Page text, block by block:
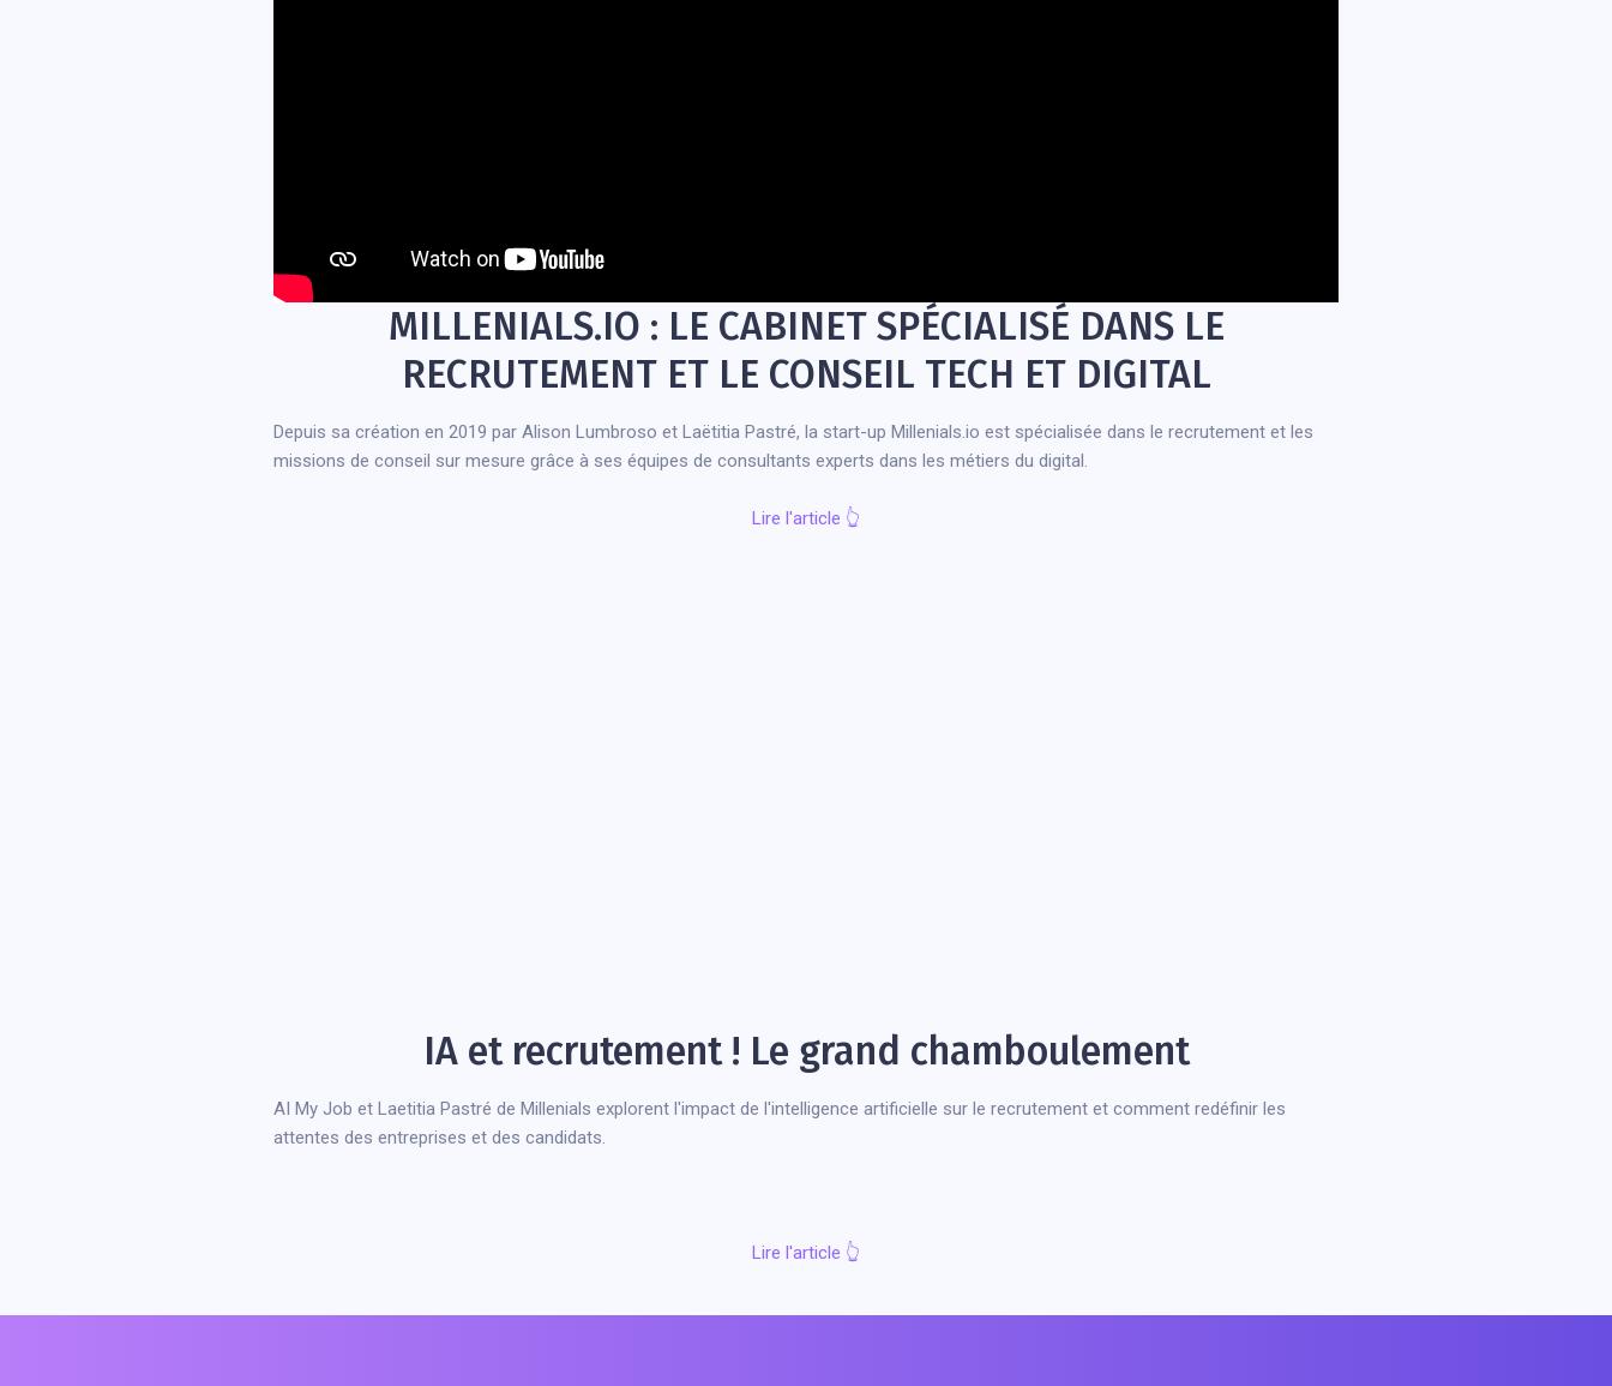
MILLENIALS.IO : LE CABINET SPÉCIALISÉ DANS LE
RECRUTEMENT ET LE CONSEIL TECH ET DIGITAL
Depuis sa création en 2019 par Alison Lumbroso et Laëtitia Pastré, la start-up Millenials.io est spécialisée dans le recrutement et les
missions de conseil sur mesure grâce à ses équipes de consultants experts dans les métiers du digital.
Lire l'article 👆
IA et recrutement ! Le grand chamboulement
AI My Job et Laetitia Pastré de Millenials explorent l'impact de l'intelligence artificielle sur le recrutement et comment redéfinir les
attentes des entreprises et des candidats.
Lire l'article 👆